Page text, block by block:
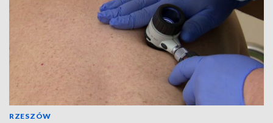
RZESZÓW